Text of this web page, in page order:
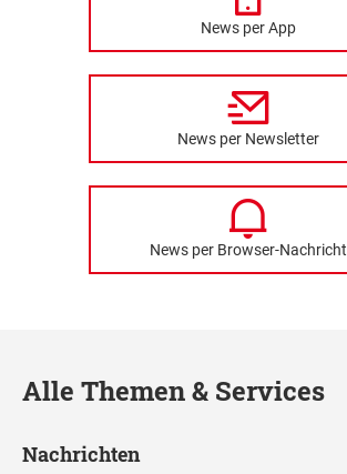
News per App
News per Newsletter
News per Browser-Nachricht
Alle Themen & Services
Nachrichten